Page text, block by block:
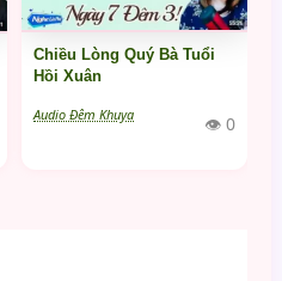
Chiều Lòng Quý Bà Tuổi
Hồi Xuân
Audio Đêm Khuya 👁 0